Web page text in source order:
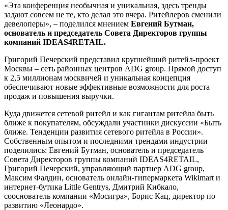
«Эта конференция необычная и уникальная, здесь тренды
задают совсем не те, кто делал это вчера. Ритейлеров сменили
девелоперы», – поделился мнением Евгений Бутман,
основатель и председатель Совета Директоров группы
компаний IDEAS4RETAIL.
Григорий Печерский представил крупнейший ритейл-проект
Москвы – сеть районных центров ADG group. Прямой доступ
к 2,5 миллионам москвичей и уникальная концепция
обеспечивают новые эффективные возможности для роста
продаж и повышения выручки.
Куда движется сетевой ритейл и как гигантам ритейла быть
ближе к покупателям, обсуждали участники дискуссии «Быть
ближе. Тенденции развития сетевого ритейла в России».
Собственным опытом и последними трендами индустрии
поделились: Евгений Бутман, основатель и председатель
Совета Директоров группы компаний IDEAS4RETAIL,
Григорий Печерский, управляющий партнер ADG group,
Максим Фалдин, основатель онлайн-гипермаркета Wikimart и
интернет-бутика Little Gentrys, Дмитрий Кибкало,
сооснователь компании «Мосигра», Борис Кац, директор по
развитию «Леонардо».